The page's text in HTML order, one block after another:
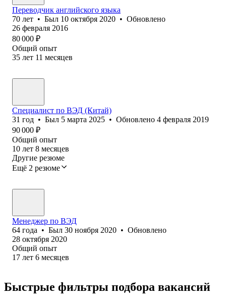
Переводчик английского языка
70 лет • Был 10 октября 2020 • Обновлено
26 февраля 2016
80 000 ₽
Общий опыт
35 лет 11 месяцев
Специалист по ВЭД (Китай)
31 год • Был 5 марта 2025 • Обновлено 4 февраля 2019
90 000 ₽
Общий опыт
10 лет 8 месяцев
Другие резюме
Ещё 2 резюме
Менеджер по ВЭД
64 года • Был 30 ноября 2020 • Обновлено
28 октября 2020
Общий опыт
17 лет 6 месяцев
Быстрые фильтры подбора вакансий